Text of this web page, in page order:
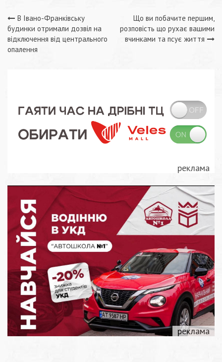
Навігація
записів
В Івано-Франківську
будинки отримали дозвіл на
відключення від центрального
опалення
Що ви побачите першим,
розповість що рухає вашими
вчинками та псує життя